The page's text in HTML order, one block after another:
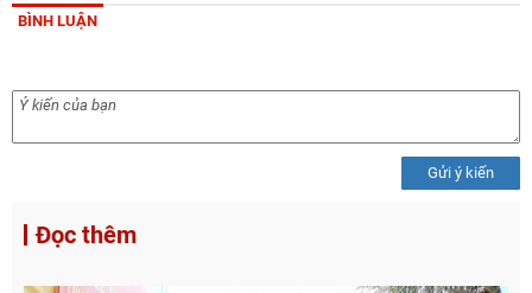
BÌNH LUẬN
Gửi ý kiến
Đọc thêm